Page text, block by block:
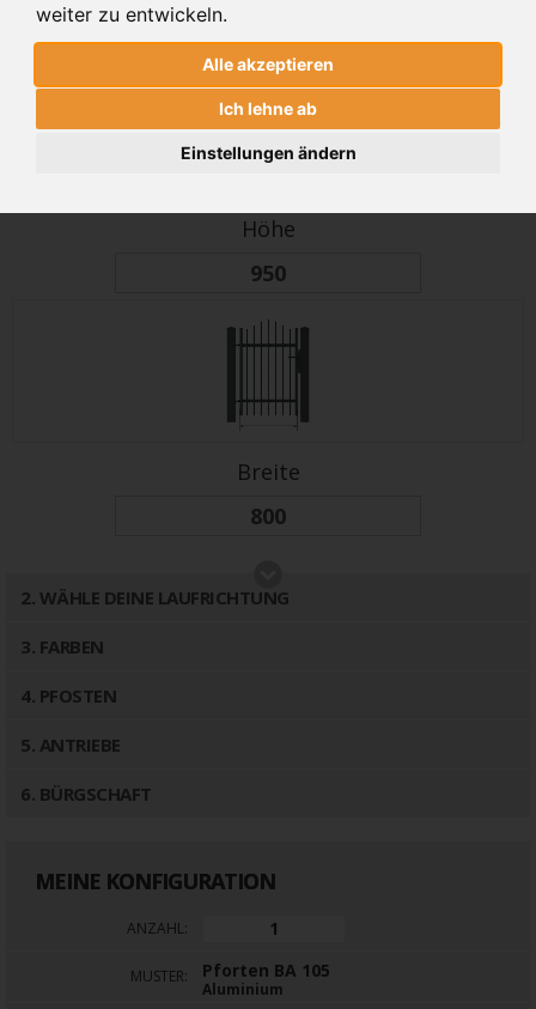
weiter zu entwickeln.
Alle akzeptieren
Ich lehne ab
Einstellungen ändern
Höhe
Breite
2. WÄHLE DEINE LAUFRICHTUNG
3. FARBEN
4. PFOSTEN
5. ANTRIEBE
6. BÜRGSCHAFT
MEINE KONFIGURATION
ANZAHL:
MUSTER: Pforten BA 105
Aluminium